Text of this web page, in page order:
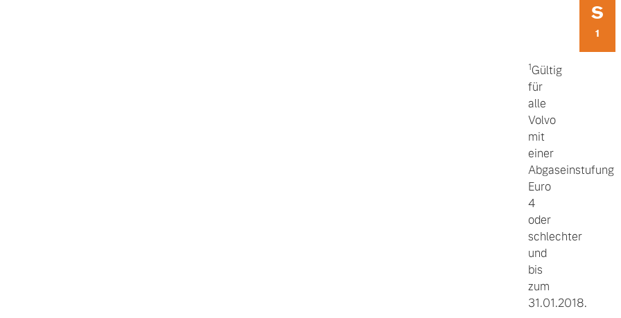
S
1
1Gültig
für
alle
Volvo
mit
einer
Abgaseinstufung
Euro
4
oder
schlechter
und
bis
zum
31.01.2018.